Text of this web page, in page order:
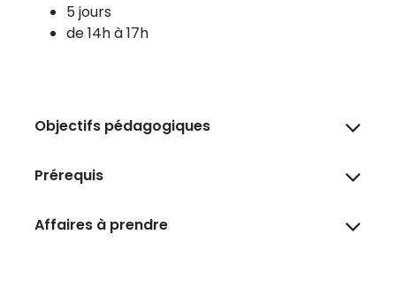
5 jours
de 14h à 17h
Objectifs pédagogiques
Prérequis
Affaires à prendre